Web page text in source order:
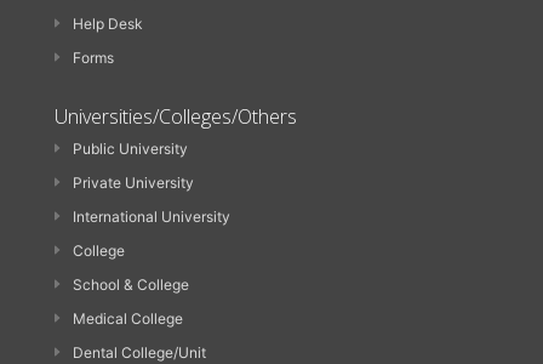
Help Desk
Forms
Universities/Colleges/Others
Public University
Private University
International University
College
School & College
Medical College
Dental College/Unit